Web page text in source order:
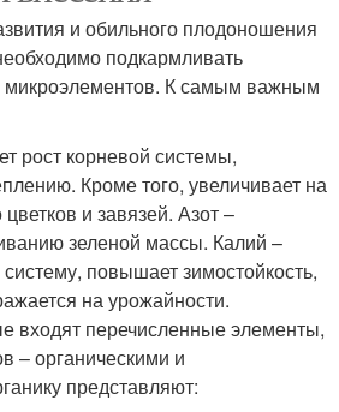
и обильного плодоношения
подкармливать
микроэлементов. К самым важным
рост корневой системы,
Кроме того, увеличивает на
и завязей. Азот –
зеленой массы. Калий –
повышает зимостойкость,
на урожайности.
входят перечисленные элементы,
– органическими и
представляют: